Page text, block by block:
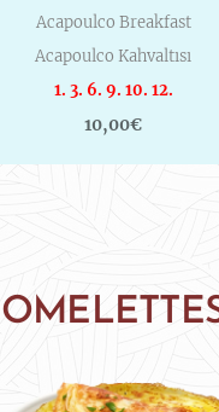
Acapoulco Breakfast
Acapoulco Kahvaltısı
1. 3. 6. 9. 10. 12.
10,00€